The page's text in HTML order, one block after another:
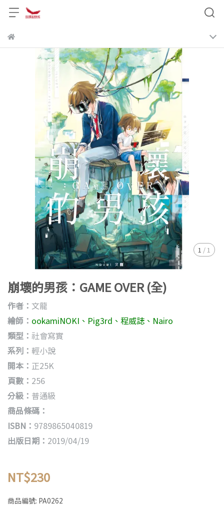
1 / 1
崩壞的男孩：GAME OVER (全)
作者： 文龍
繪師： ookamiNOKI、Pig3rd、程威誌、Nairo
類型： 社會寫實
系列： 輕小說
開本： 正25K
頁數： 256
分級： 普通級
商品條碼：
ISBN： 9789865040819
出版日期： 2019/04/19
NT$230
商品編號: PA0262